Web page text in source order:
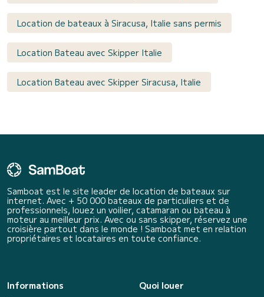
Location de bateaux à Siracusa, Italie sans permis
Location Bateau avec Skipper Italie
Location Bateau avec Skipper Siracusa, Italie
Samboat est le site leader de location de bateaux sur
internet. Avec + 50 000 bateaux de particuliers et de
professionnels, louez un voilier, catamaran ou bateau à
moteur au meilleur prix. Avec ou sans skipper, réservez une
croisière partout dans le monde ! Samboat met en relation
propriétaires et locataires en toute confiance.
Informations
Quoi louer